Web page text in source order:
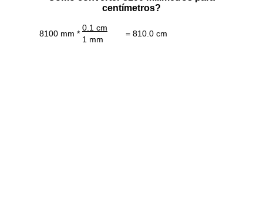
centímetros?
8100 mm *
0.1 cm
= 810.0 cm
1 mm